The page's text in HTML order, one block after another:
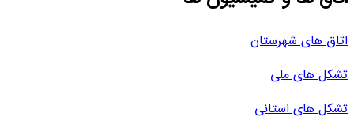
اتاق های شهرستان
تشکل های ملی
تشکل های استانی